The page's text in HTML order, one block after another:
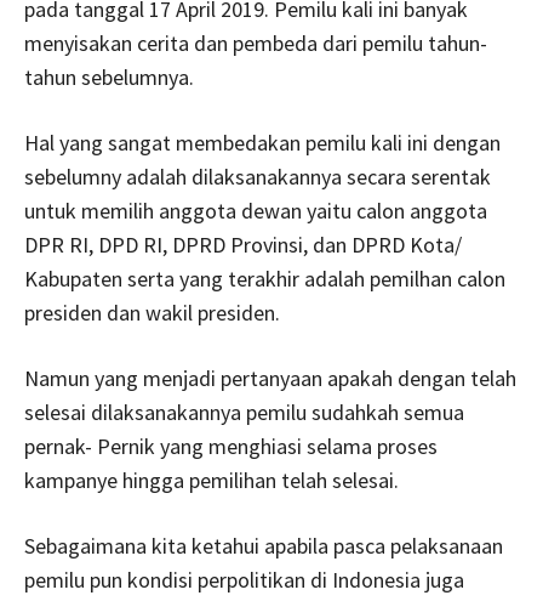
pada tanggal 17 April 2019. Pemilu kali ini banyak
menyisakan cerita dan pembeda dari pemilu tahun-
tahun sebelumnya.
Hal yang sangat membedakan pemilu kali ini dengan
sebelumny adalah dilaksanakannya secara serentak
untuk memilih anggota dewan yaitu calon anggota
DPR RI, DPD RI, DPRD Provinsi, dan DPRD Kota/
Kabupaten serta yang terakhir adalah pemilhan calon
presiden dan wakil presiden.
Namun yang menjadi pertanyaan apakah dengan telah
selesai dilaksanakannya pemilu sudahkah semua
pernak- Pernik yang menghiasi selama proses
kampanye hingga pemilihan telah selesai.
Sebagaimana kita ketahui apabila pasca pelaksanaan
pemilu pun kondisi perpolitikan di Indonesia juga